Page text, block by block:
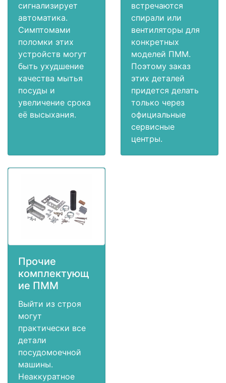
сигнализирует
автоматика.
Симптомами
поломки этих
устройств могут
быть ухудшение
качества мытья
посуды и
увеличение срока
её высыхания.
встречаются
спирали или
вентиляторы для
конкретных
моделей ПММ.
Поэтому заказ
этих деталей
придется делать
только через
официальные
сервисные
центры.
Прочие
комплектующ
ие ПММ
Выйти из строя
могут
практически все
детали
посудомоечной
машины.
Неаккуратное